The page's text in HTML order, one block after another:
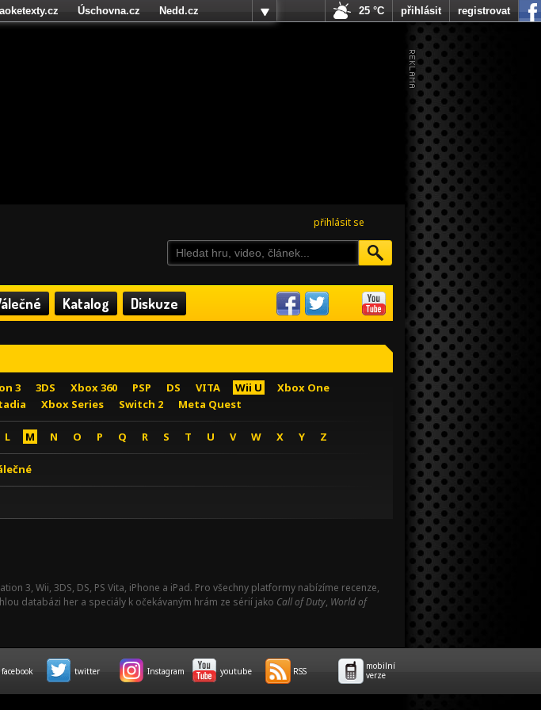
přihlásit se
Katalog Diskuze
3 3DS Xbox 360 PSP DS VITA Wii U
Xbox One
Xbox Series Switch 2 Meta Quest
L M N O P Q R S T U V W X Y Z
3, Wii, 3DS, DS, PS Vita, iPhone a iPad. Pro všechny platformy nabízíme recenze,
databázi her a speciály k očekávaným hrám ze sérií jako Call of Duty, World of
Úschovna.cz
Nedd.cz
25 °C přihlásit registrovat
facebook twitter Instagram youtube RSS
mobilní
verze